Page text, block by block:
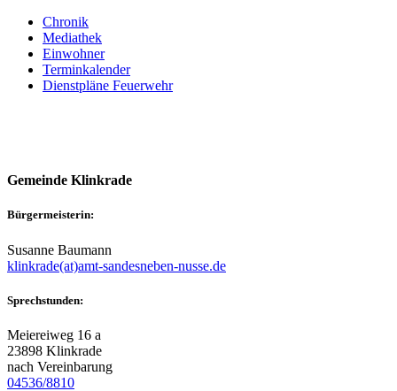
Chronik
Mediathek
Einwohner
Terminkalender
Dienstpläne Feuerwehr
Gemeinde Klinkrade
Bürgermeisterin:
Susanne Baumann
klinkrade(at)amt-sandesneben-nusse.de
Sprechstunden:
Meiereiweg 16 a
23898 Klinkrade
nach Vereinbarung
04536/8810